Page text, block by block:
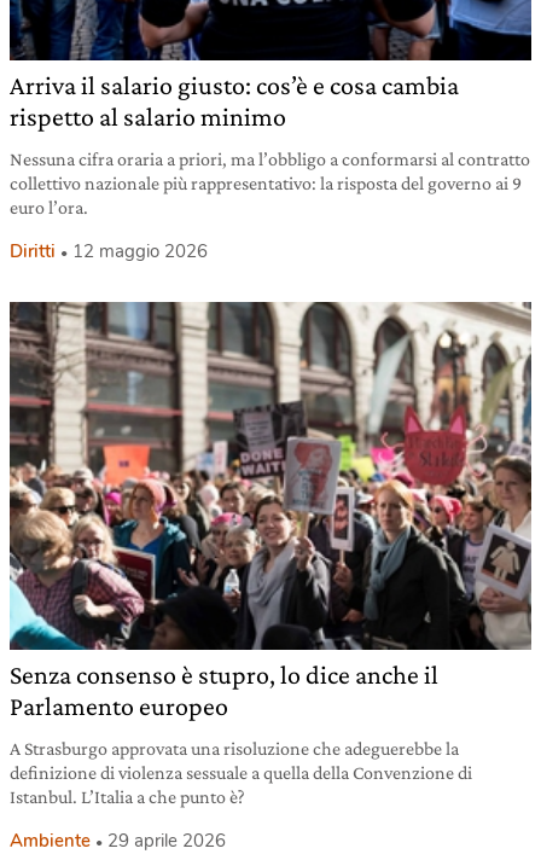
Arriva il salario giusto: cos’è e cosa cambia
rispetto al salario minimo
Nessuna cifra oraria a priori, ma l’obbligo a conformarsi al contratto
collettivo nazionale più rappresentativo: la risposta del governo ai 9
euro l’ora.
Diritti 12 maggio 2026
Senza consenso è stupro, lo dice anche il
Parlamento europeo
A Strasburgo approvata una risoluzione che adeguerebbe la
definizione di violenza sessuale a quella della Convenzione di
Istanbul. L’Italia a che punto è?
Ambiente 29 aprile 2026